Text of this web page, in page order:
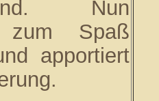
Nun
Spaß
apportiert